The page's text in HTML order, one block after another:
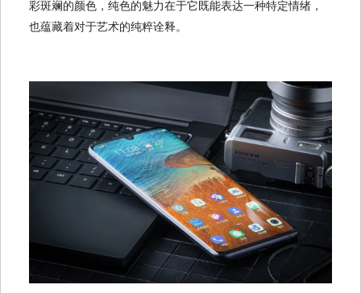
彩斑斓的颜色，纯色的魅力在于它既能表达一种特定情绪，
也蕴藏着对于艺术的纯粹诠释。